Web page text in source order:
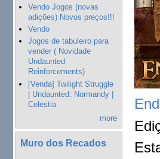
Vendo Jogos (novas
adições) Novos preços!!!
Vendo
Jogos de tabuleiro para
vender ( Novidade
Undaunted
Reinforcements)
[Venda] Twilight Struggle
| Undaunted: Normandy |
Celestia
more
Muro dos Recados